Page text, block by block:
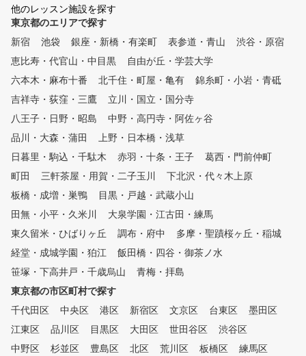
・さらなるレベルアップ
したい・・・ 体験レッスンは
随時開催しております！
にご参加下さい。
他のレッスン施設を探す
東京都のエリアで探す
新宿
池袋 銀座・新橋・有楽町 表参道・青山
渋谷・原宿
恵比寿・代官山・中目黒
自由が丘・学芸大学
六本木・麻布十番
北千住・町屋・亀有
錦糸町・小岩・青砥
吉祥寺・荻窪・三鷹
立川・国立・国分寺
八王子・日野・昭島
中野・高円寺・阿佐ヶ谷
品川・大森・蒲田
上野・日本橋・浅草
日暮里・駒込・千駄木
赤羽・十条・王子
葛西・門前仲町
町田
三軒茶屋・用賀・二子玉川
下北沢・代々木上原
板橋・成増・巣鴨
目黒・戸越・武蔵小山
田無・小平・久米川
大泉学園・江古田・練馬
東久留米・ひばりヶ丘
調布・府中
多摩・聖蹟桜ヶ丘・稲城
経堂・成城学園・狛江
飯田橋・四谷・御茶ノ水
笹塚・下高井戸・千歳烏山
青梅・拝島
東京都の市区町村で探す
千代田区
中央区 港区 新宿区 文京区 台東区
墨田区
江東区
品川区 目黒区 大田区 世田谷区
渋谷区
中野区
杉並区 豊島区 北区 荒川区 板橋区
練馬区